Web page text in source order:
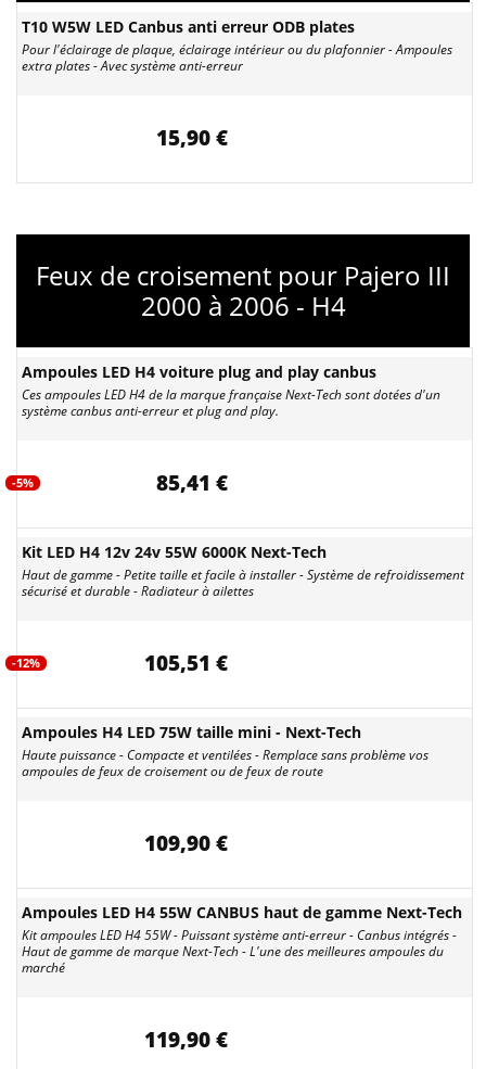
T10 W5W LED Canbus anti erreur ODB plates
Pour l'éclairage de plaque, éclairage intérieur ou du plafonnier - Ampoules
extra plates - Avec système anti-erreur
15,90 €
Feux de croisement pour Pajero III
2000 à 2006 - H4
Ampoules LED H4 voiture plug and play canbus
Ces ampoules LED H4 de la marque française Next-Tech sont dotées d'un
système canbus anti-erreur et plug and play.
-5% 85,41 €
Kit LED H4 12v 24v 55W 6000K Next-Tech
Haut de gamme - Petite taille et facile à installer - Système de refroidissement
sécurisé et durable - Radiateur à ailettes
-12% 105,51 €
Ampoules H4 LED 75W taille mini - Next-Tech
Haute puissance - Compacte et ventilées - Remplace sans problème vos
ampoules de feux de croisement ou de feux de route
109,90 €
Ampoules LED H4 55W CANBUS haut de gamme Next-Tech
Kit ampoules LED H4 55W - Puissant système anti-erreur - Canbus intégrés -
Haut de gamme de marque Next-Tech - L'une des meilleures ampoules du
marché
119,90 €